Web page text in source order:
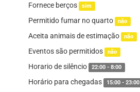
Fornece berços sim
Permitido fumar no quarto não
Aceita animais de estimação não
Eventos são permitidos não
Horario de silêncio 22:00 - 8:00
Horário para chegadas 15:00 - 23:00